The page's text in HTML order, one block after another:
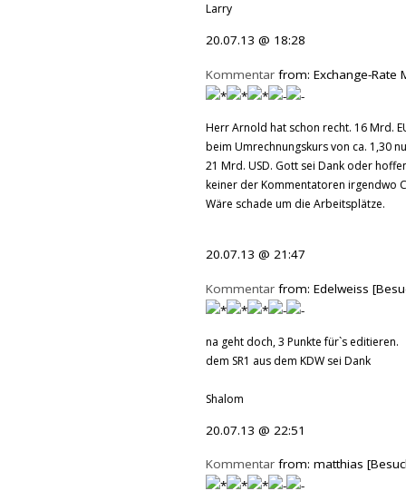
Larry
20.07.13 @ 18:28
Kommentar from: Exchange-Rate
Herr Arnold hat schon recht. 16 Mrd.
beim Umrechnungskurs von ca. 1,30
21 Mrd. USD. Gott sei Dank oder
keiner der Kommentatoren irgendwo
Wäre schade um die Arbeitsplätze.
20.07.13 @ 21:47
Kommentar from: Edelweiss
na geht doch, 3 Punkte für`s editieren.
dem SR1 aus dem KDW sei Dank
Shalom
20.07.13 @ 22:51
Kommentar from: matthias